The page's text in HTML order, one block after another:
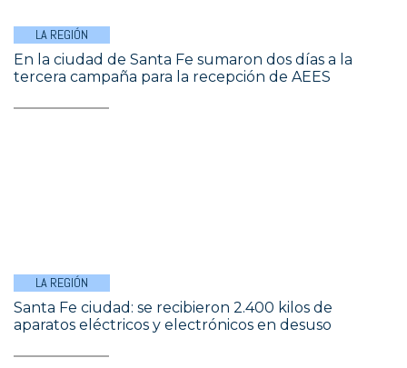
LA REGIÓN
En la ciudad de Santa Fe sumaron dos días a la
tercera campaña para la recepción de AEES
LA REGIÓN
Santa Fe ciudad: se recibieron 2.400 kilos de
aparatos eléctricos y electrónicos en desuso